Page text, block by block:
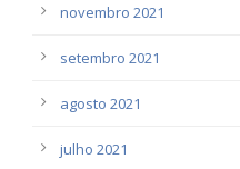
novembro 2021
setembro 2021
agosto 2021
julho 2021